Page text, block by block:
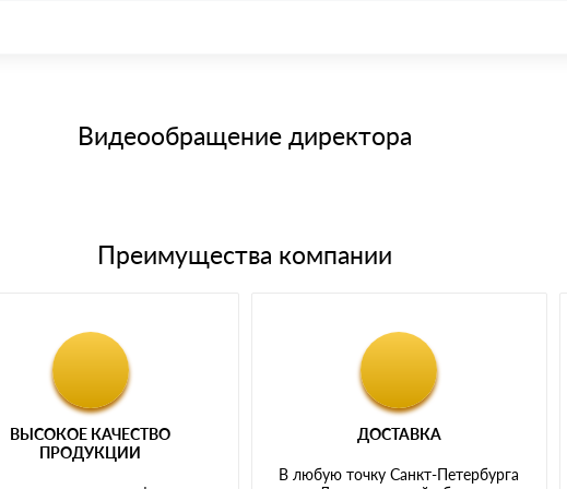
банковским картам
материала после проверки качества и количества заказанного материала.
Видеообращение директора
Преимущества компании
ВЫСОКОЕ КАЧЕСТВО
ПРОДУКЦИИ
ДОСТАВКА
В любую точку Санкт-Петербурга